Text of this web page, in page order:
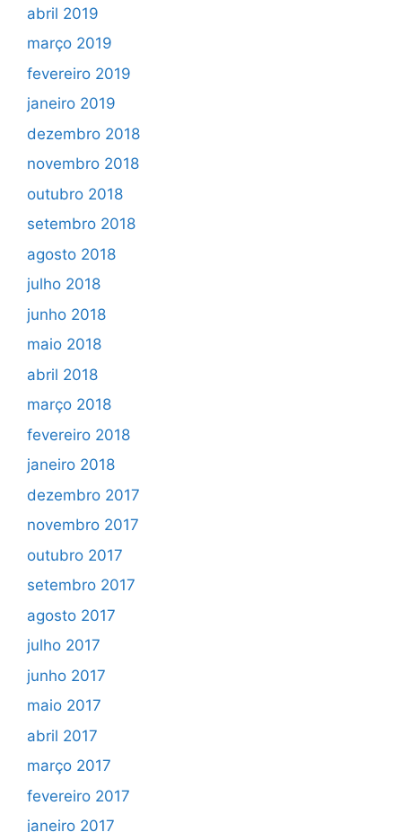
abril 2019
março 2019
fevereiro 2019
janeiro 2019
dezembro 2018
novembro 2018
outubro 2018
setembro 2018
agosto 2018
julho 2018
junho 2018
maio 2018
abril 2018
março 2018
fevereiro 2018
janeiro 2018
dezembro 2017
novembro 2017
outubro 2017
setembro 2017
agosto 2017
julho 2017
junho 2017
maio 2017
abril 2017
março 2017
fevereiro 2017
janeiro 2017